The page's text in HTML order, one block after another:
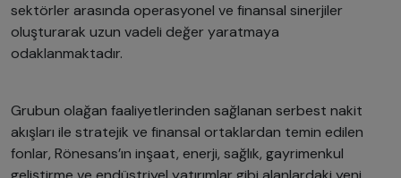
sektörler arasında operasyonel ve finansal sinerjiler
oluşturarak uzun vadeli değer yaratmaya
odaklanmaktadır.
Grubun olağan faaliyetlerinden sağlanan serbest nakit
akışları ile stratejik ve finansal ortaklardan temin edilen
fonlar, Rönesans’ın inşaat, enerji, sağlık, gayrimenkul